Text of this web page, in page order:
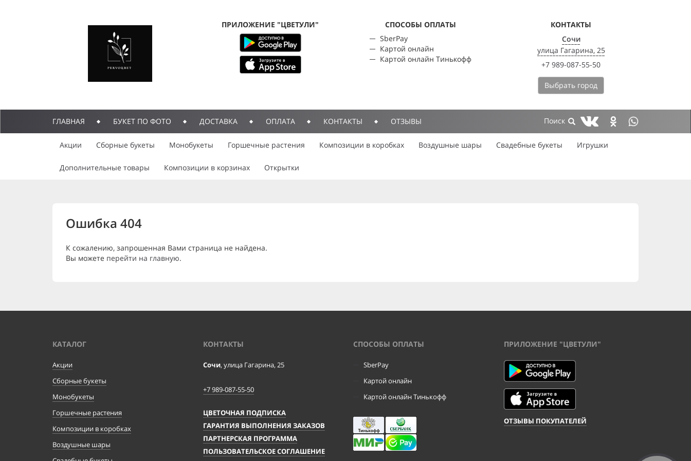
ПРИЛОЖЕНИЕ "ЦВЕТУЛИ"
CПОСОБЫ ОПЛАТЫ
SberPay
Картой онлайн
Картой онлайн Тинькофф
КОНТАКТЫ
Сочи
улица Гагарина, 25
+7 989-087-55-50
Выбрать город
ГЛАВНАЯ БУКЕТ ПО ФОТО ДОСТАВКА ОПЛАТА КОНТАКТЫ ОТЗЫВЫ
Акции Сборные букеты Монобукеты Горшечные растения Композиции в коробках Воздушные шары Свадебные букеты Игрушки
Дополнительные товары Композиции в корзинах Открытки
Ошибка 404
К сожалению, запрошенная Вами страница не найдена.
Вы можете перейти на главную.
КАТАЛОГ
Акции
Сборные букеты
Монобукеты
Горшечные растения
Композиции в коробках
Воздушные шары
КОНТАКТЫ
Сочи, улица Гагарина, 25
+7 989-087-55-50
ЦВЕТОЧНАЯ ПОДПИСКА
ГАРАНТИЯ ВЫПОЛНЕНИЯ ЗАКАЗОВ
ПАРТНЕРСКАЯ ПРОГРАММА
ПОЛЬЗОВАТЕЛЬСКОЕ СОГЛАШЕНИЕ
CПОСОБЫ ОПЛАТЫ
SberPay
Картой онлайн
Картой онлайн Тинькофф
ПРИЛОЖЕНИЕ "ЦВЕТУЛИ"
ОТЗЫВЫ ПОКУПАТЕЛЕЙ